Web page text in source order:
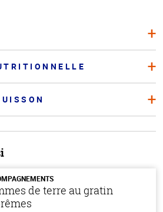
de terre au gratin